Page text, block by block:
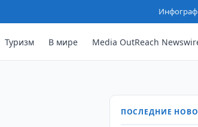
Туризм В мире Media OutReach
ПОСЛЕДНИЕ